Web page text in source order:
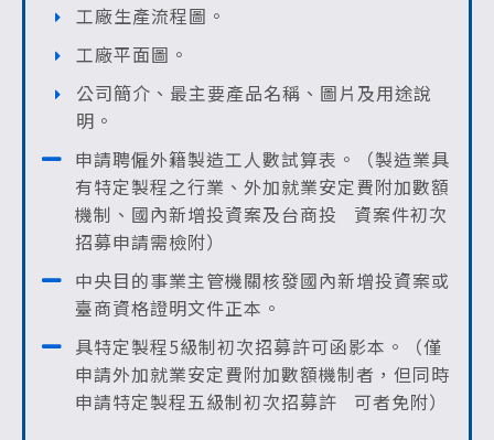
工廠生產流程圖。
工廠平面圖。
公司簡介、最主要產品名稱、圖片及用途說
明。
申請聘僱外籍製造工人數試算表。（製造業具
有特定製程之行業、外加就業安定費附加數額
機制、國內新增投資案及台商投 資案件初次
招募申請需檢附）
中央目的事業主管機關核發國內新增投資案或
臺商資格證明文件正本。
具特定製程5級制初次招募許可函影本。（僅
申請外加就業安定費附加數額機制者，但同時
申請特定製程五級制初次招募許 可者免附）